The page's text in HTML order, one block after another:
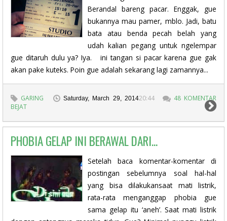
Berandal bareng pacar. Enggak, gue
bukannya mau pamer, mblo. Jadi, batu
bata atau benda pecah belah yang
udah kalian pegang untuk ngelempar
gue ditaruh dulu ya? Iya. ini tangan si pacar karena gue gak
akan pake kuteks. Poin gue adalah sekarang lagi zamannya...
GARING Saturday, March 29, 201420:44
48 KOMENTAR
BEJAT
PHOBIA GELAP INI BERAWAL DARI...
Setelah baca komentar-komentar di
postingan sebelumnya soal hal-hal
yang bisa dilakukansaat mati listrik,
rata-rata menganggap phobia gue
sama gelap itu ‘aneh’. Saat mati listrik